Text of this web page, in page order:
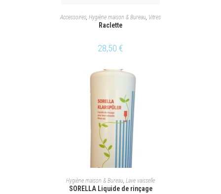
AJOUTER AU PANIER
Accessoires, Hygiène maison & Bureau, Vitres
Raclette
28,50 €
AJOUTER AU PANIER
Hygiène maison & Bureau Lave vaisselle
SORELLA Liquide de rinçage